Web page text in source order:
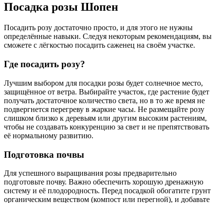
Посадка розы Шопен
Посадить розу достаточно просто, и для этого не нужны
определённые навыки. Следуя некоторым рекомендациям, вы
сможете с лёгкостью посадить саженец на своём участке.
Где посадить розу?
Лучшим выбором для посадки розы будет солнечное место,
защищённое от ветра. Выбирайте участок, где растение будет
получать достаточное количество света, но в то же время не
подвергнется перегреву в жаркие часы. Не размещайте розу
слишком близко к деревьям или другим высоким растениям,
чтобы не создавать конкуренцию за свет и не препятствовать
её нормальному развитию.
Подготовка почвы
Для успешного выращивания розы предварительно
подготовьте почву. Важно обеспечить хорошую дренажную
систему и её плодородность. Перед посадкой обогатите грунт
органическим веществом (компост или перегной), и добавьте